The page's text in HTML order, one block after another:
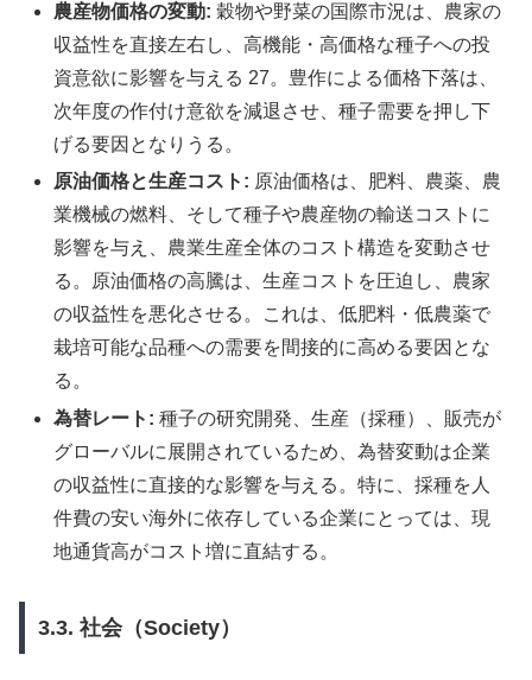
農産物価格の変動: 穀物や野菜の国際市況は、農家の
収益性を直接左右し、高機能・高価格な種子への投
資意欲に影響を与える 27。豊作による価格下落は、
次年度の作付け意欲を減退させ、種子需要を押し下
げる要因となりうる。
原油価格と生産コスト: 原油価格は、肥料、農薬、農
業機械の燃料、そして種子や農産物の輸送コストに
影響を与え、農業生産全体のコスト構造を変動させ
る。原油価格の高騰は、生産コストを圧迫し、農家
の収益性を悪化させる。これは、低肥料・低農薬で
栽培可能な品種への需要を間接的に高める要因とな
る。
為替レート: 種子の研究開発、生産（採種）、販売が
グローバルに展開されているため、為替変動は企業
の収益性に直接的な影響を与える。特に、採種を人
件費の安い海外に依存している企業にとっては、現
地通貨高がコスト増に直結する。
3.3. 社会（Society）